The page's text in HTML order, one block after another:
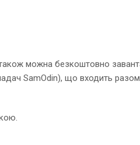
можна безкоштовно
SamOdin), що входить